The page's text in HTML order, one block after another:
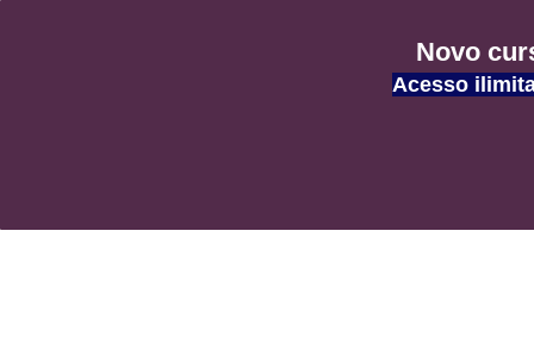
Novo
Acesso